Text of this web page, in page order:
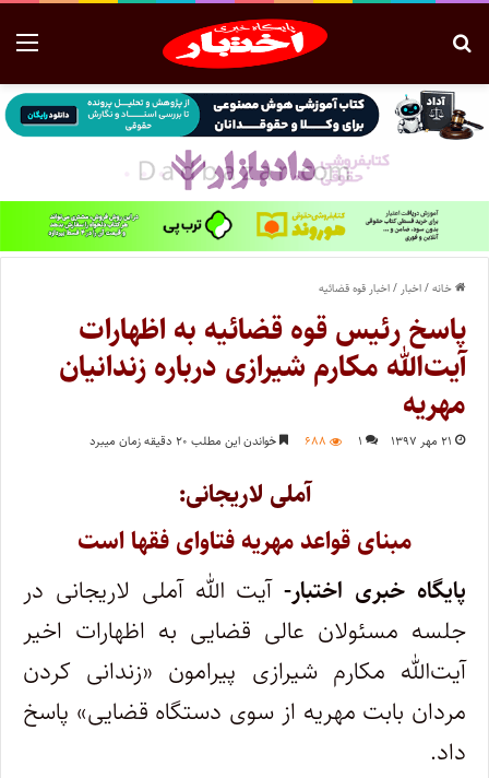
خانه/اخبار /اخبار قوه قضائیه
پاسخ رئیس قوه قضائیه به اظهارات
آیت‌الله مکارم شیرازی درباره زندانیان
مهریه
۲۱ مهر ۱۳۹۷ ۱ ۶۸۸ خواندن این مطلب ۲۰ دقیقه زمان میبرد
آملی لاریجانی:
مبنای قواعد مهریه فتاوای فقها است
پایگاه خبری اختبار-آیت الله آملی لاریجانی در
جلسه مسئولان عالی قضایی به اظهارات اخیر
آیت‌الله مکارم شیرازی پیرامون «زندانی کردن
مردان بابت مهریه از سوی دستگاه قضایی» پاسخ
داد.